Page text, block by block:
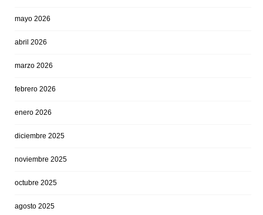
mayo 2026
abril 2026
marzo 2026
febrero 2026
enero 2026
diciembre 2025
noviembre 2025
octubre 2025
agosto 2025